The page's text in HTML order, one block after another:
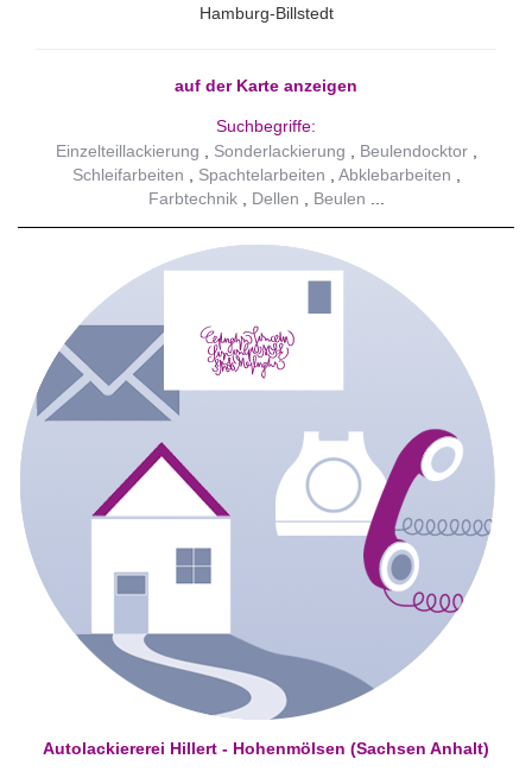
Hamburg-Billstedt
auf der Karte anzeigen
Suchbegriffe:
Einzelteillackierung
Sonderlackierung
Beulendocktor
Schleifarbeiten
Spachtelarbeiten
Abklebarbeiten
Farbtechnik
Dellen Beulen
Autolackiererei Hillert - Hohenmölsen (Sachsen Anhalt)